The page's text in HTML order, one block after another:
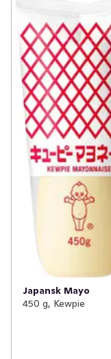
Japansk Mayo
450 g, Kewpie